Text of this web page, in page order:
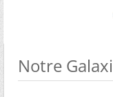
Notre